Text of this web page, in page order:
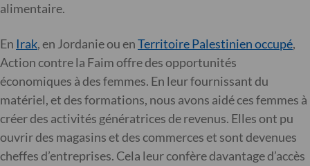
alimentaire.
En Irak, en Jordanie ou enTerritoire Palestinien occupé,
Action contre la Faim offre des opportunités
économiques à des femmes. En leur fournissant du
matériel, et des formations, nous avons aidé ces femmes à
créer des activités génératrices de revenus. Elles ont pu
ouvrir des magasins et des commerces et sont devenues
cheffes d’entreprises. Cela leur confère davantage d’accès